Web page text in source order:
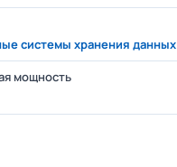
системы хранения данных
мощность